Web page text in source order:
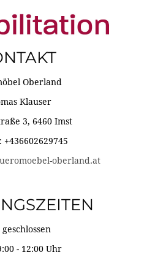
Oberland
Klauser
3, 6460 Imst
+436602629745
oberland.at
geschlossen
- 12:00 Uhr